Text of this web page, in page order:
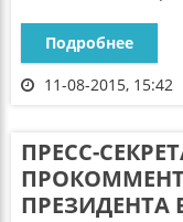
Подробнее
11-08-2015, 15:42
ПРЕСС-
ПРЕЗИДЕНТА